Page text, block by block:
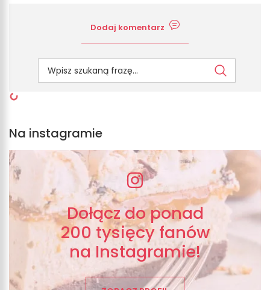
Dodaj komentarz
Na instagramie
Dołącz do ponad
200 tysięcy fanów
na Instagramie!